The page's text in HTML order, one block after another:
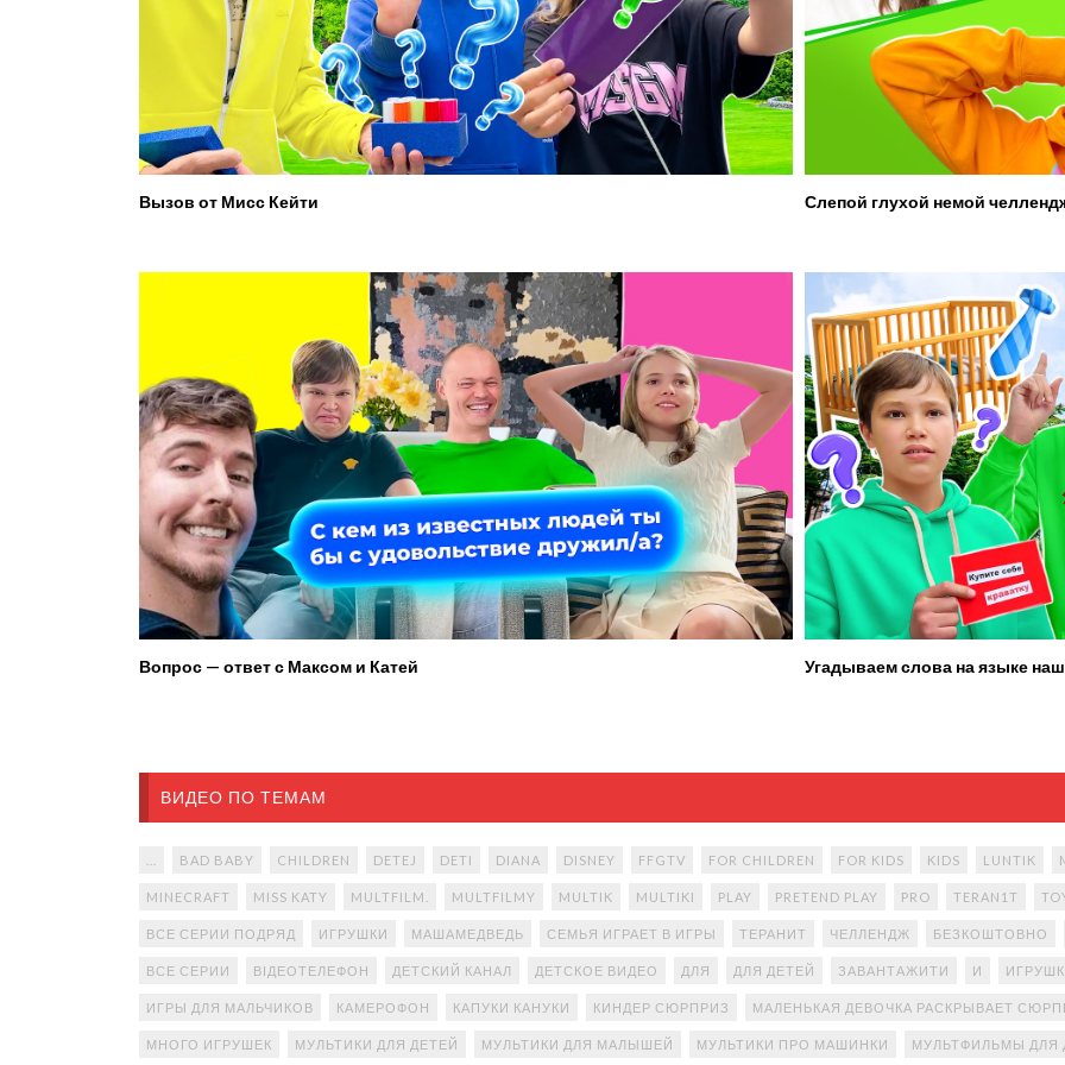
Вызов от Мисс Кейти Слепой глухой немой
Вопрос — ответ с Максом и Катей Угадываем слова на языке
ВИДЕО ПО ТЕМАМ
BAD BABY CHILDREN DETEJ DETI DIANA DISNEY FFGTV FOR CHILDREN FOR KIDS KIDS LUNTIK
MINECRAFT MISS KATY MULTFILM. MULTFILMY MULTIK MULTIKI PLAY PRETEND PLAY PRO TERAN1T
ВСЕ СЕРИИ ПОДРЯД ИГРУШКИ МАШАМЕДВЕДЬ СЕМЬЯ ИГРАЕТ В ИГРЫ ТЕРАНИТ ЧЕЛЛЕНДЖ БЕЗКОШТОВНО
ВСЕ СЕРИИ ВІДЕОТЕЛЕФОН ДЕТСКИЙ КАНАЛ ДЕТСКОЕ ВИДЕО ДЛЯ ДЛЯ ДЕТЕЙ ЗАВАНТАЖИТИ И
ИГРЫ ДЛЯ МАЛЬЧИКОВ КАМЕРОФОН КАПУКИ КАНУКИ КИНДЕР СЮРПРИЗ МАЛЕНЬКАЯ ДЕВОЧКА РАСКРЫВАЕТ
МНОГО ИГРУШЕК МУЛЬТИКИ ДЛЯ ДЕТЕЙ МУЛЬТИКИ ДЛЯ МАЛЫШЕЙ МУЛЬТИКИ ПРО МАШИНКИ МУЛЬТФИЛЬМЫ ДЛЯ